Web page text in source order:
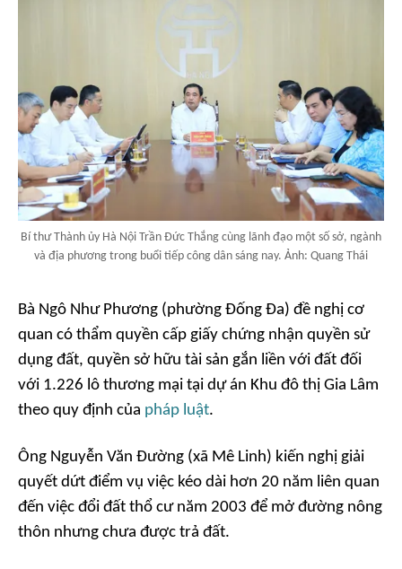
Bí thư Thành ủy Hà Nội Trần Đức Thắng cùng lãnh đạo một số sở, ngành
và địa phương trong buổi tiếp công dân sáng nay. Ảnh: Quang Thái
Bà Ngô Như Phương (phường Đống Đa) đề nghị cơ
quan có thẩm quyền cấp giấy chứng nhận quyền sử
dụng đất, quyền sở hữu tài sản gắn liền với đất đối
với 1.226 lô thương mại tại dự án Khu đô thị Gia Lâm
theo quy định của pháp luật.
Ông Nguyễn Văn Đường (xã Mê Linh) kiến nghị giải
quyết dứt điểm vụ việc kéo dài hơn 20 năm liên quan
đến việc đổi đất thổ cư năm 2003 để mở đường nông
thôn nhưng chưa được trả đất.